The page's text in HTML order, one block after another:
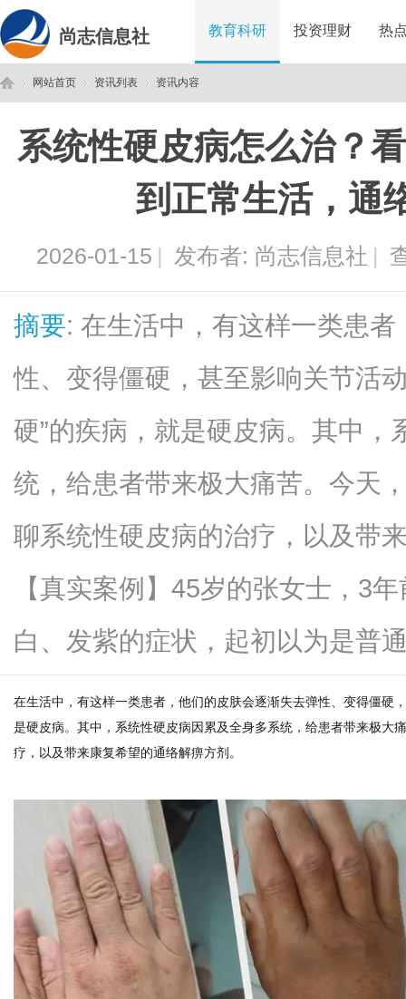
尚志信息社 教育科研 投资理财 热
›
网站首页
›
资讯列表
›
资讯内容
系统性硬皮病怎么治？
到正常生活，通
2026-01-15 | 发布者: 尚志信息社 |
摘要: 在生活中，有这样一类患
性、变得僵硬，甚至影响关节活
硬”的疾病，就是硬皮病。其中
统，给患者带来极大痛苦。今天
聊系统性硬皮病的治疗，以及带
【真实案例】45岁的张女士，3
白、发紫的症状，起初以为是普
在生活中，有这样一类患者，他们的皮肤会逐渐失去弹性、变得僵硬
是硬皮病。其中，系统性硬皮病因累及全身多系统，给患者带来极大
疗，以及带来康复希望的通络解痹方剂。